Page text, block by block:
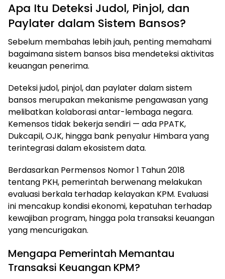
Apa Itu Deteksi Judol, Pinjol, dan
Paylater dalam Sistem Bansos?
Sebelum membahas lebih jauh, penting memahami
bagaimana sistem bansos bisa mendeteksi aktivitas
keuangan penerima.
Deteksi judol, pinjol, dan paylater dalam sistem
bansos merupakan mekanisme pengawasan yang
melibatkan kolaborasi antar-lembaga negara.
Kemensos tidak bekerja sendiri — ada PPATK,
Dukcapil, OJK, hingga bank penyalur Himbara yang
terintegrasi dalam ekosistem data.
Berdasarkan Permensos Nomor 1 Tahun 2018
tentang PKH, pemerintah berwenang melakukan
evaluasi berkala terhadap kelayakan KPM. Evaluasi
ini mencakup kondisi ekonomi, kepatuhan terhadap
kewajiban program, hingga pola transaksi keuangan
yang mencurigakan.
Mengapa Pemerintah Memantau
Transaksi Keuangan KPM?